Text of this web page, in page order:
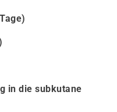
in die subkutane